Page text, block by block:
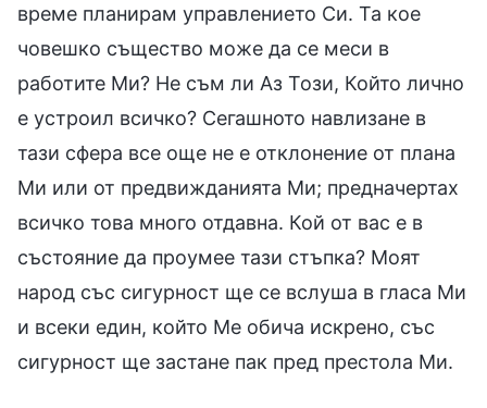
време планирам управлението Си. Та кое
човешко същество може да се меси в
работите Ми? Не съм ли Аз Този, Който лично
е устроил всичко? Сегашното навлизане в
тази сфера все още не е отклонение от плана
Ми или от предвижданията Ми; предначертах
всичко това много отдавна. Кой от вас е в
състояние да проумее тази стъпка? Моят
народ със сигурност ще се вслуша в гласа Ми
и всеки един, който Ме обича искрено, със
сигурност ще застане пак пред престола Ми.